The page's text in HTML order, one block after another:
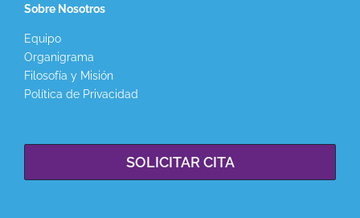
Sobre Nosotros
Equipo
Organigrama
Filosofía y Misión
Política de Privacidad
SOLICITAR CITA